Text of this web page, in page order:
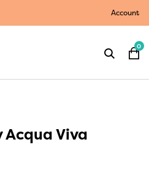
Account
0
Viva